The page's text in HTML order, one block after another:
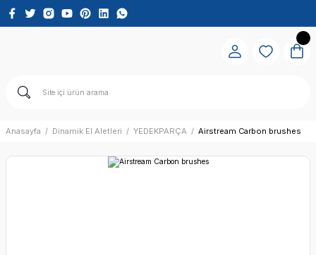
Anasayfa Dinamik El Aletleri YEDEKPARÇA Airstream Carbon brushes